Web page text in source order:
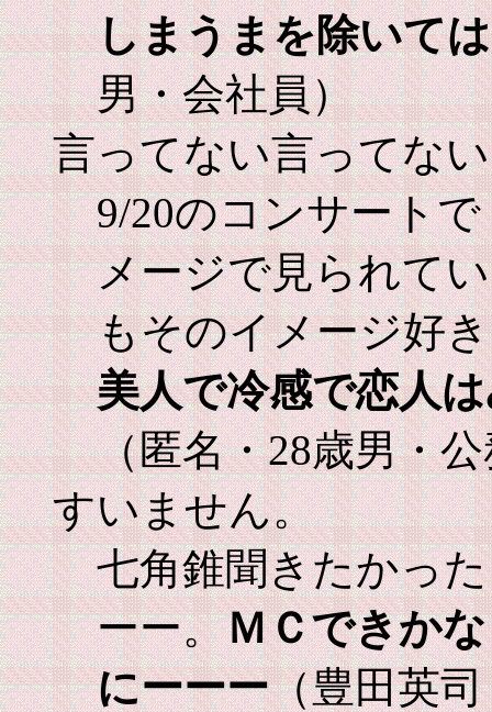
しまうまを除いて
男・会社員）
言ってない言ってない
9/20のコンサート
メージで見られて
もそのイメージ好
美人で冷感で恋人
（匿名・28歳男・
すいません。
七角錐聞きたかっ
ーー。ＭＣできか
にーーー（豊田英